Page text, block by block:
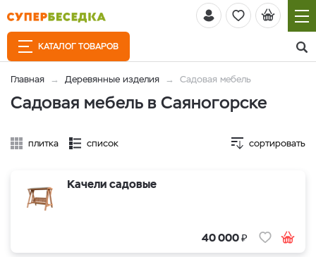
КАТАЛОГ ТОВАРОВ
Главная Деревянные изделия Садовая мебель
Садовая мебель в Саяногорске
плитка список сортировать
Качели садовые
40 000₽